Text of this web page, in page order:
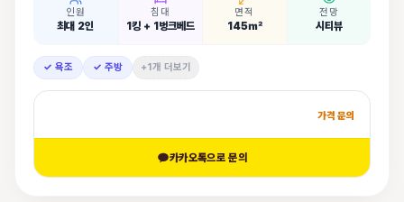
인원
최대 2인
침대
1킹 + 1벙크베드
면적
145㎡
전망
시티뷰
✓ 욕조 ✓ 주방 +1개 더보기
가격 문의
카카오톡으로 문의